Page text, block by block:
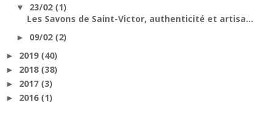
▼ 23/02 (1)
Les Savons de Saint-Victor, authenticité et artisa...
► 09/02 (2)
► 2019 (40)
► 2018 (38)
► 2017 (3)
► 2016 (1)